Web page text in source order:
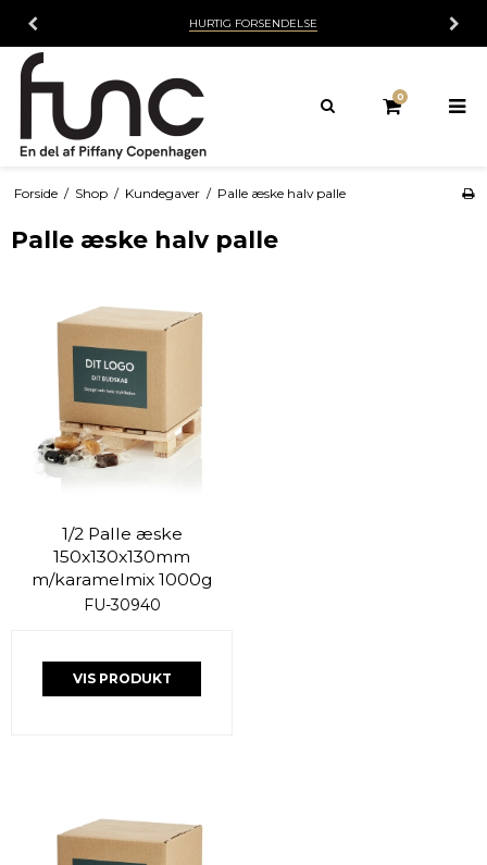
HURTIG FORSENDELSE
0
Forside / Shop / Kundegaver / Palle æske halv palle
Palle æske halv palle
1/2 Palle æske
150x130x130mm
m/karamelmix 1000g
FU-30940
VIS PRODUKT